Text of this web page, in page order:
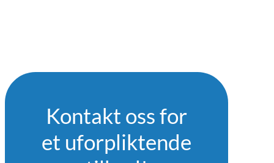
Kontakt oss for
et uforpliktende